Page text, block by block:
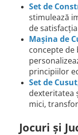
Set de
stimulează
de
Mașina de
concepte de
principiilor
Set de
dexteritatea
mici,
Jocuri și